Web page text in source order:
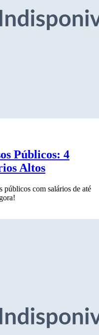
Públicos: 4
Altos
públicos com salários de até